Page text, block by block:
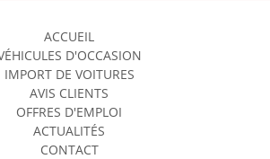
ACCUEIL
D'OCCASION
IMPORT DE VOITURES
AVIS CLIENTS
OFFRES D'EMPLOI
ACTUALITÉS
CONTACT